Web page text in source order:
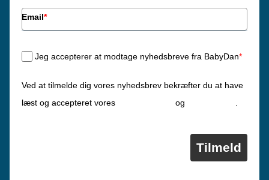
Email*
Jeg accepterer at modtage nyhedsbreve fra BabyDan*
Ved at tilmelde dig vores nyhedsbrev bekræfter du at have
læst og accepteret vores
og
Tilmeld